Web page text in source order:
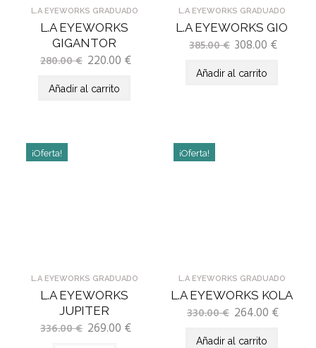
L.A EYEWORKS GRADUADO
L.A EYEWORKS
GIGANTOR
280.00€ 220.00 €
Añadir al carrito
L.A EYEWORKS GRADUADO
L.A EYEWORKS GIO
385.00€ 308.00 €
Añadir al carrito
L.A EYEWORKS GRADUADO
L.A EYEWORKS
JUPITER
336.00€ 269.00 €
¡Oferta!
L.A EYEWORKS GRADUADO
L.A EYEWORKS KOLA
330.00€ 264.00 €
¡Oferta!
Añadir al carrito